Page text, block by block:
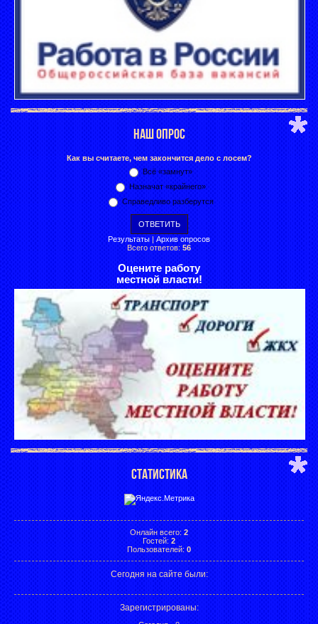
НАШ ОПРОС
Как вы считаете, чем закончится дело с лосем?
Всё «замнут»
Назначат «крайнего»
Справедливо разберутся
Результаты | Архив опросов
Всего ответов: 56
Оцените работу
местной власти!
СТАТИСТИКА
Онлайн всего: 2
Гостей: 2
Пользователей: 0
Сегодня на сайте были:
Зарегистрированы: